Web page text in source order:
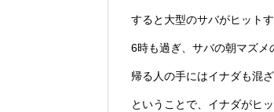
すると大型のサバがヒット
6時も過ぎ、サバの朝マズメ
帰る人の手にはイナダも混
ということで、イナダがヒ